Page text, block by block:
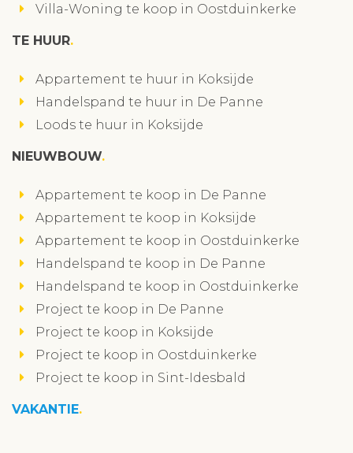
Villa-Woning te koop in Oostduinkerke
TE HUUR
Appartement te huur in Koksijde
Handelspand te huur in De Panne
Loods te huur in Koksijde
NIEUWBOUW
Appartement te koop in De Panne
Appartement te koop in Koksijde
Appartement te koop in Oostduinkerke
Handelspand te koop in De Panne
Handelspand te koop in Oostduinkerke
Project te koop in De Panne
Project te koop in Koksijde
Project te koop in Oostduinkerke
Project te koop in Sint-Idesbald
VAKANTIE